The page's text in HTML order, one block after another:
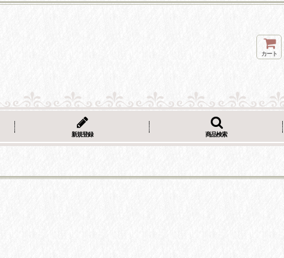
カート
新規登録 商品検索